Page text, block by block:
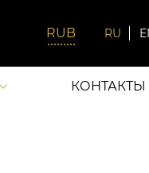
RU
КОНТАКТЫ